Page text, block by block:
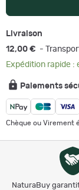
Livraison
12,00 € -
Expédition rapide :
Paiements
Chèque ou Virement
NaturaBuy